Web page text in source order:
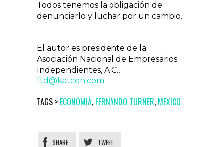
Todos tenemos la obligación de
denunciarlo y luchar por un cambio.
El autor es presidente de la
Asociación Nacional de Empresarios
Independientes, A.C.,
ftd@katcon.com
TAGS > ECONOMIA, FERNANDO TURNER, MEXICO
SHARE TWEET